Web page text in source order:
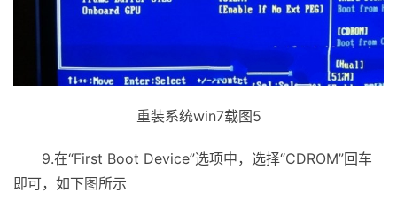
重装系统win7载图5
9.在“First Boot Device”选项中，选择“CDROM”回车
即可，如下图所示